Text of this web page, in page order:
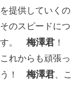
提供していくの
のスピードにつ
す。 梅澤君 ！
れからも頑張っ
う！ 梅澤君 、こ